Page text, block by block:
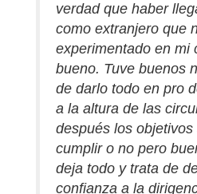
verdad que haber
como extranjero que
experimentado en mi
bueno. Tuve buenos
de darlo todo en pro
a la altura de las
después los
cumplir o no pero
deja todo y trata de
confianza a la